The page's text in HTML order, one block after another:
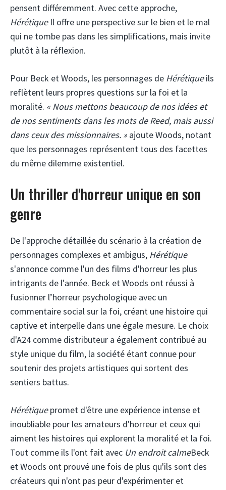
pensent différemment. Avec cette approche,
HérétiqueIl offre une perspective sur le bien et le mal
qui ne tombe pas dans les simplifications, mais invite
plutôt à la réflexion.
Pour Beck et Woods, les personnages de Hérétiqueils
reflètent leurs propres questions sur la foi et la
moralité. « Nous mettons beaucoup de nos idées et
de nos sentiments dans les mots de Reed, mais aussi
dans ceux des missionnaires. » ajoute Woods, notant
que les personnages représentent tous des facettes
du même dilemme existentiel.
Un thriller d'horreur unique en son
genre
De l'approche détaillée du scénario à la création de
personnages complexes et ambigus, Hérétique
s'annonce comme l'un des films d'horreur les plus
intrigants de l'année. Beck et Woods ont réussi à
fusionner l’horreur psychologique avec un
commentaire social sur la foi, créant une histoire qui
captive et interpelle dans une égale mesure. Le choix
d'A24 comme distributeur a également contribué au
style unique du film, la société étant connue pour
soutenir des projets artistiques qui sortent des
sentiers battus.
Hérétiquepromet d'être une expérience intense et
inoubliable pour les amateurs d'horreur et ceux qui
aiment les histoires qui explorent la moralité et la foi.
Tout comme ils l'ont fait avec Un endroit calmeBeck
et Woods ont prouvé une fois de plus qu'ils sont des
créateurs qui n'ont pas peur d'expérimenter et